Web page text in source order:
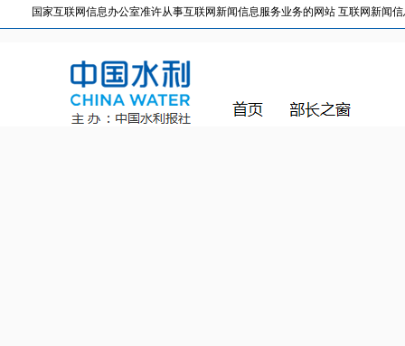
国家互联网信息办公室准许从事互联网新闻信息服务业务的网站 互联网新闻信